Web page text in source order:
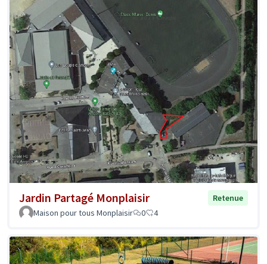
Jardin Partagé Monplaisir
Retenue
Maison pour tous Monplaisir
0 4